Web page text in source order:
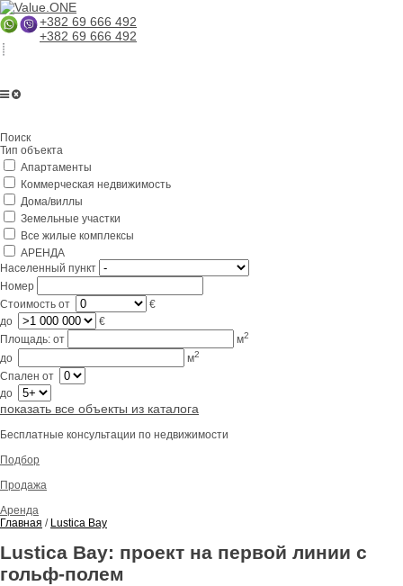
+382 69 666 492
+382 69 666 492
Lifestyle
Контакты
Поиск
Тип объекта
Апартаменты
Коммерческая недвижимость
Дома/виллы
Земельные участки
Все жилые комплексы
АРЕНДА
Населенный пункт
Номер
Стоимость от
€
до
€
Площадь: от м2
до м2
Спален от
до
показать все объекты из каталога
Бесплатные консультации по недвижимости
Подбор
Продажа
Аренда
Главная / Lustica Bay
Lustica Bay: проект на первой линии с
гольф-полем